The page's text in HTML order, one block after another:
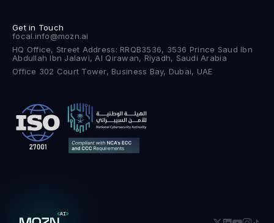
Get in Touch
focal.info@mozn.ai
HQ Office, Street Address: RRQB3536, 3536 Prince Saud Ibn
Abdullah Ibn Jalawi, Al Qirawan, Riyadh, Saudi Arabia
Office 302 Court Tower, Business Bay, Dubai, UAE